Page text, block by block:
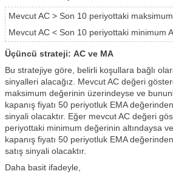
Mevcut AC > Son 10 periyottaki
Mevcut AC < Son 10 periyottaki minimum
Üçüncü strateji: AC ve MA
Bu stratejiye göre, belirli koşullara bağlı
sinyalleri alacağız. Mevcut AC değeri
maksimum değerinin üzerindeyse ve
kapanış fiyatı 50 periyotluk EMA
sinyali olacaktır. Eğer mevcut AC değeri
periyottaki minimum değerinin altındaysa
kapanış fiyatı 50 periyotluk EMA
satış sinyali olacaktır.
Daha basit ifadeyle,